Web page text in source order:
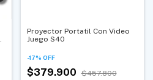
Proyector Portatil Con Video
Juego S40
-17% OFF
$379.900 $457.800